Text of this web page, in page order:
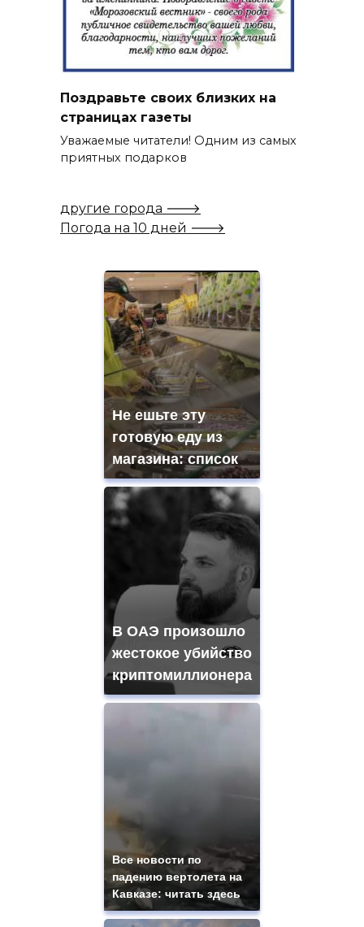
Поздравьте своих близких на
страницах газеты
Уважаемые читатели! Одним из самых
приятных подарков
другие города 🡒
Погода на 10 дней 🡒
Не ешьте эту
готовую еду из
магазина: список
В ОАЭ произошло
жестокое убийство
криптомиллионера
Все новости по
падению вертолета на
Кавказе: читать здесь